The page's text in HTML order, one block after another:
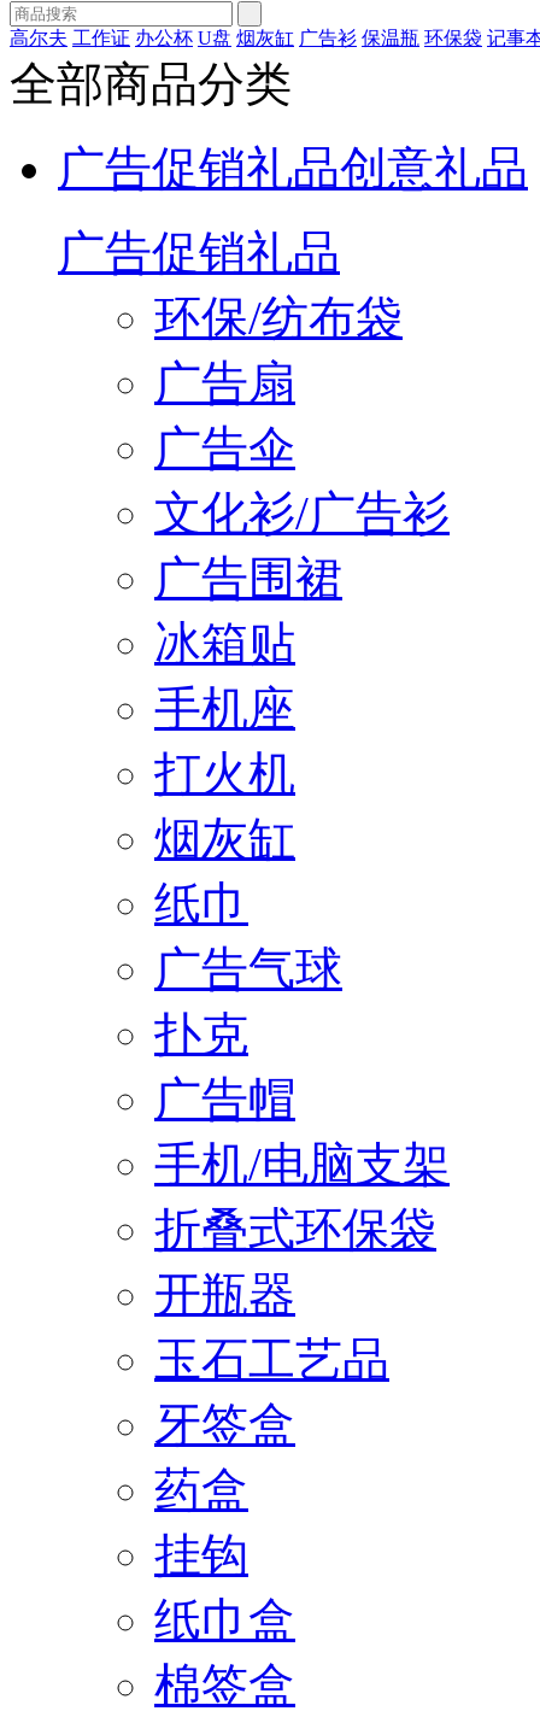
高尔夫 工作证 办公杯 U盘 烟灰缸 广告衫 保温瓶 环保袋 记事
全部商品分类
广告促销礼品创意礼品
广告促销礼品
环保/纺布袋
广告扇
广告伞
文化衫/广告衫
广告围裙
冰箱贴
手机座
打火机
烟灰缸
纸巾
广告气球
扑克
广告帽
手机/电脑支架
折叠式环保袋
开瓶器
玉石工艺品
牙签盒
药盒
挂钩
纸巾盒
棉签盒